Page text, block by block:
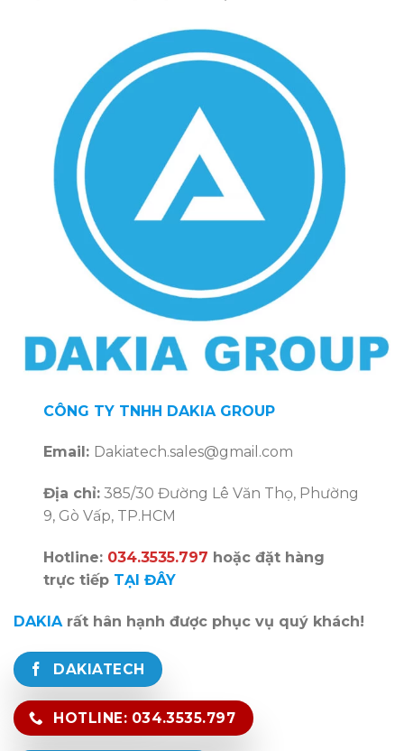
CÔNG TY TNHH DAKIA GROUP
Email: Dakiatech.sales@gmail.com
Địa chỉ: 385/30 Đường Lê Văn Thọ, Phường
9, Gò Vấp, TP.HCM
Hotline: 034.3535.797 hoặc đặt hàng
trực tiếp TẠI ĐÂY
DAKIArất hân hạnh được phục vụ quý khách!
DAKIATECH
HOTLINE: 034.3535.797